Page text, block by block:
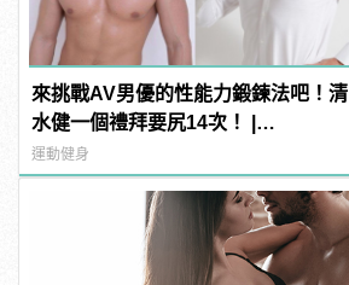
來挑戰AV男優的性能力鍛鍊法吧！清
水健一個禮拜要尻14次！ |
manfashion這樣變型男
運動健身